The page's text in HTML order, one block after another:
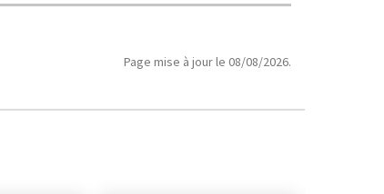
Page mise à jour le 08/08/2026.